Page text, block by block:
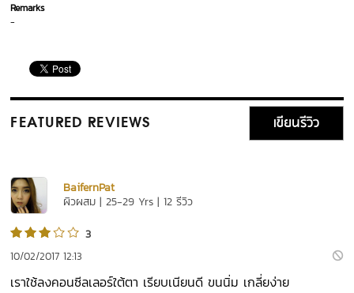
Remarks
-
FEATURED REVIEWS เขียนรีวิว
BaifernPat
ผิวผสม | 25-29 Yrs | 12 รีวิว
3
10/02/2017 12:13
เราใช้ลงคอนซีลเลอร์ใต้ตา เรียบเนียนดี ขนนิ่ม เกลี่ยง่าย